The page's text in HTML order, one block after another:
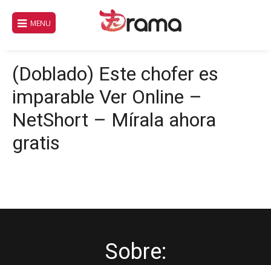
para
MENU
(Doblado) Este chofer es
imparable Ver Online –
NetShort – Mírala ahora
gratis
Sobre: